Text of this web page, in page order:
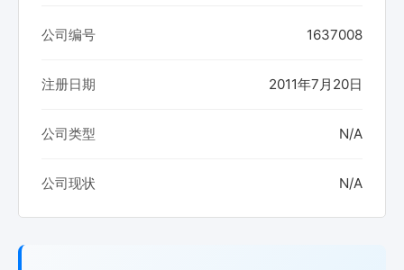
公司编号 1637008
注册日期 2011年7月20日
公司类型 N/A
公司现状 N/A